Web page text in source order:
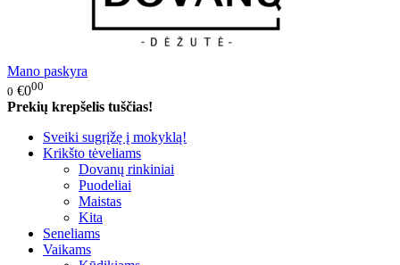
Mano paskyra
0 €000
Prekių krepšelis tuščias!
Sveiki sugrįžę į mokyklą!
Krikšto tėveliams
Dovanų rinkiniai
Puodeliai
Maistas
Kita
Seneliams
Vaikams